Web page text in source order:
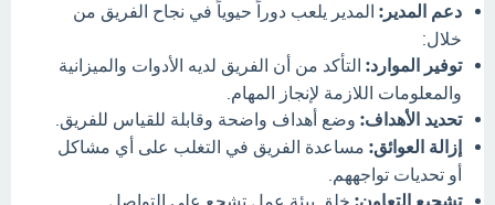
دعم المدير: المدير يلعب دوراً حيوياً في نجاح الفريق من
خلال:
توفير الموارد: التأكد من أن الفريق لديه الأدوات والميزانية
والمعلومات اللازمة لإنجاز المهام.
تحديد الأهداف: وضع أهداف واضحة وقابلة للقياس للفريق.
إزالة العوائق: مساعدة الفريق في التغلب على أي مشاكل
أو تحديات تواجههم.
خلق بيئة عمل تشجع على التواصل